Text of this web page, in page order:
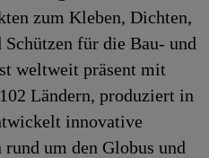
zum Kleben, Dichten,
für die Bau- und
weltweit präsent mit
Ländern, produziert in
innovative
um den Globus und